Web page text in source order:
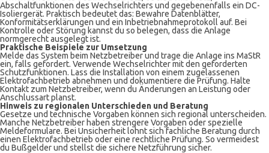
Abschaltfunktionen des Wechselrichters und gegebenenfalls ein DC-
Isoliergerät. Praktisch bedeutet das: Bewahre Datenblätter,
Konformitätserklärungen und ein Inbetriebnahmeprotokoll auf. Bei
Kontrolle oder Störung kannst du so belegen, dass die Anlage
normgerecht ausgelegt ist.
Praktische Beispiele zur Umsetzung
Melde das System beim Netzbetreiber und trage die Anlage ins MaStR
ein, falls gefordert. Verwende Wechselrichter mit den geforderten
Schutzfunktionen. Lass die Installation von einem zugelassenen
Elektrofachbetrieb abnehmen und dokumentiere die Prüfung. Halte
Kontakt zum Netzbetreiber, wenn du Änderungen an Leistung oder
Anschlussart planst.
Hinweis zu regionalen Unterschieden und Beratung
Gesetze und technische Vorgaben können sich regional unterscheiden.
Manche Netzbetreiber haben strengere Vorgaben oder spezielle
Meldeformulare. Bei Unsicherheit lohnt sich fachliche Beratung durch
einen Elektrofachbetrieb oder eine rechtliche Prüfung. So vermeidest
du Bußgelder und stellst die sichere Netzführung sicher.